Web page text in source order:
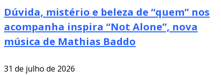
Dúvida, mistério e beleza de “quem” nos
acompanha inspira “Not Alone”, nova
música de Mathias Baddo
31 de julho de 2026